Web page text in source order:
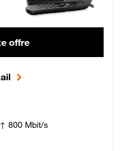
offre
800 Mbit/s